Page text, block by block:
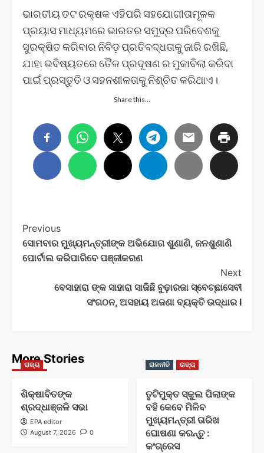
ଭାରତୀୟ ତଟ ରକ୍ଷକ ଏହିପରି ସହଯୋଗୀତାମୂଳକ
ପ୍ରୟାସ ମାଧ୍ୟମରେ ଭାରତର ସମୁଦ୍ର ପରିବେଶକୁ
ସୁରକ୍ଷିତ କରିବାର ନିବିଡ଼ ପ୍ରତିବଦ୍ଧତାକୁ ଜାରି ରଖିଛି,
ଯାହା ଭବିଷ୍ୟତରେ ତୈଳ ପ୍ରଦୂଷଣ ର ମୁକାବିଲା କରିବା
ପାଇଁ ପ୍ରସ୍ତୁତି ଓ ସହନଶୀଳତାକୁ ନିଶ୍ଚିତ କରିଥାଏ।
Share this…
Post
Navigation
Previous
ସୋମବାର ମୁଖ୍ୟମନ୍ତ୍ରୀଙ୍କ ଅଭିଯୋଗ ଶୁଣାଣି, ଜନଶୁଣାଣି
ପୋର୍ଟାଲ କରିପାରିବେ ପଞ୍ଜୀକରଣ
Next
ବେସାହାରା ଙ୍କ ସାହାରା ସାଜିଛି ବୁଢ଼ାରଜା ସ୍ବେଚ୍ଛାସେବୀ
ସଂଗଠନ, ଅସହାୟ ଅଜଣା ବ୍ୟକ୍ତି ଉଦ୍ଧାର l
More Stories
ରାଜ୍ୟ
ଶିକ୍ଷାବିତଙ୍କ
ଶ୍ରଦ୍ଧାଞ୍ଜଳି ସଭା
EPA editor
August 7, 2026
0
ରାଜନୀତି ରାଜ୍ୟ
ତୃଟିମୁକ୍ତ ସ୍କୁଲ ପିଲାଙ୍କ
ବହି କେବେ ମିଳିବ
ମୁଖ୍ୟମନ୍ତ୍ରୀ ତାରିଖ
ଘୋଷଣା କରନ୍ତୁ :
କଂଗ୍ରେସ